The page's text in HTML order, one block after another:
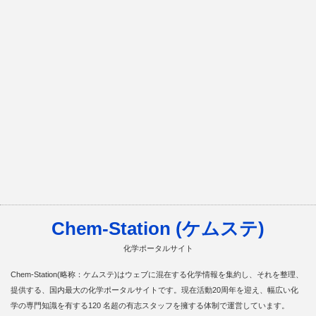
Chem-Station (ケムステ)
化学ポータルサイト
Chem-Station(略称：ケムステ)はウェブに混在する化学情報を集約し、それを整理、
提供する、国内最大の化学ポータルサイトです。現在活動20周年を迎え、幅広い化
学の専門知識を有する120 名超の有志スタッフを擁する体制で運営しています。